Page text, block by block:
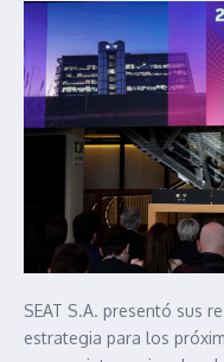
SEAT S.A. presentó sus
estrategia para los